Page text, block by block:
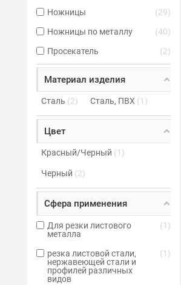
Ножницы
29
Ножницы по металлу
40
Просекатель
2
Материал изделия
Сталь 2 Сталь, ПВХ 1
Цвет
Красный/Черный 1
Черный 2
Сфера применения
Для резки листового
металла
1
резка листовой стали,
нержавеющей стали и
профилей различных
видов
1